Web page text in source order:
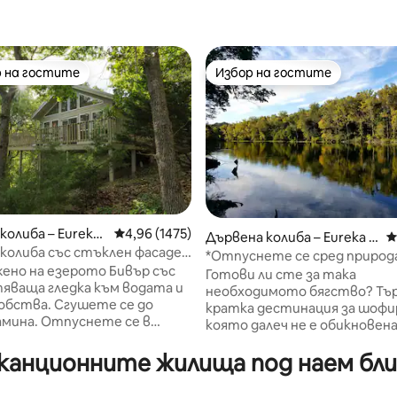
5, 496 отзива
избор на гостите
на гостите
– Eureka
Средна оценка: 4,96 от 5, 1475 отзива
4,96 (1475)
със стъклен фасаден
и зашеметяващ изглед към
на езерото Бивър със
гледка към водата и
се до
Отпуснете се в
вана) с изглед към
природа на планините
Избор на гостите
Избор на гостите
Дървена колиба – Eureka S
prings
*Отпуснете се сред
джакузи, кану и достъп до
Готови ли сте за така
необходимото бягство?
кратка дестинация за
която далеч не е
River Valley Lodge! Нашата
крайречна, екологична
жилища под наем